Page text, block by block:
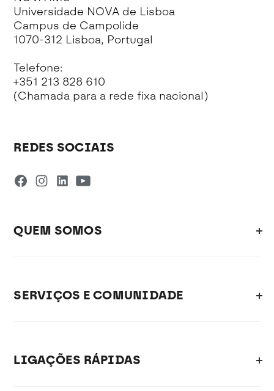
Universidade NOVA de Lisboa
Campus de Campolide
1070-312 Lisboa, Portugal
Telefone:
+351 213 828 610
(Chamada para a rede fixa nacional)
REDES SOCIAIS
QUEM SOMOS
SERVIÇOS E COMUNIDADE
LIGAÇÕES RÁPIDAS